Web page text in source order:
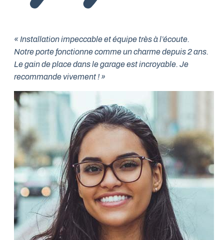
« Installation impeccable et équipe très à l’écoute.
Notre porte fonctionne comme un charme depuis 2 ans.
Le gain de place dans le garage est incroyable. Je
recommande vivement ! »